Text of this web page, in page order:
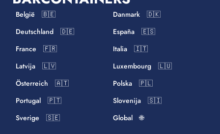
België 🇧🇪
Danmark 🇩🇰
Deutschland 🇩🇪
España 🇪🇸
France 🇫🇷
Italia 🇮🇹
Latvija 🇱🇻
Luxembourg 🇱🇺
Österreich 🇦🇹
Polska 🇵🇱
Portugal 🇵🇹
Slovenija 🇸🇮
Sverige 🇸🇪
Global 🌐